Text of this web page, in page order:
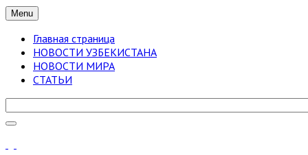
Menu
Главная страница
НОВОСТИ УЗБЕКИСТАНА
НОВОСТИ МИРА
СТАТЬИ